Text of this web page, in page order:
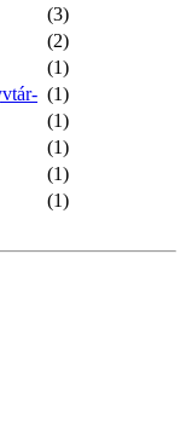
(3)
(2)
(1)
(1)
(1)
(1)
(1)
(1)